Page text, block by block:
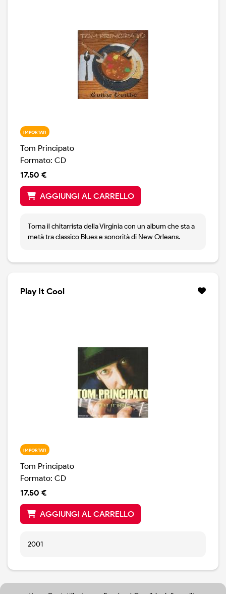
IMPORTATI
Tom Principato
Formato: CD
17.50 €
AGGIUNGI AL CARRELLO
Torna il chitarrista della Virginia con un album che sta a
metà tra classico Blues e sonorità di New Orleans.
Play It Cool
IMPORTATI
Tom Principato
Formato: CD
17.50 €
AGGIUNGI AL CARRELLO
2001